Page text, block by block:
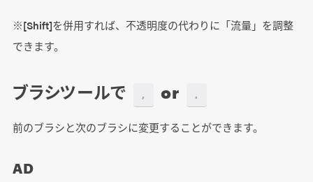
※[Shift]を併用すれば、不透明度の代わりに「流量」を調整
できます。
ブラシツールで , or .
前のブラシと次のブラシに変更することができます。
AD